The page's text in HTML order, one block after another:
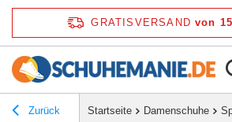
GRATISVERSAND von
Zurück Startseite Damenschuhe